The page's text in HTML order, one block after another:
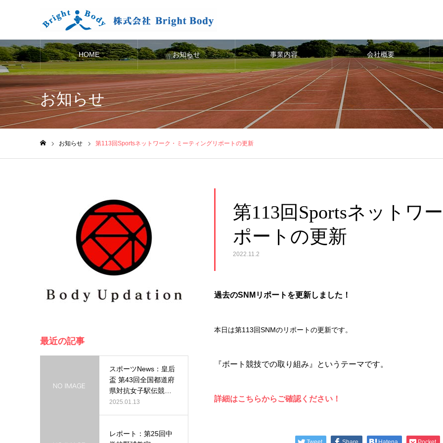
HOME お知らせ 事業内容 会社概要
お知らせ
お知らせ 第113回Sportsネットワーク・ミーティングリポートの更新
第113回Sportsネットワ
ポートの更新
2022.11.2
過去のSNMリポートを更新しました！
本日は第113回SNMのリポートの更新です。
『ボート競技での取り組み』というテーマです。
詳細はこちらからご確認ください！
最近の記事
スポーツNews：皇后
盃 第43回全国都道府
県対抗女子駅伝競走
大会…
2025.01.13
レポート：第25回中